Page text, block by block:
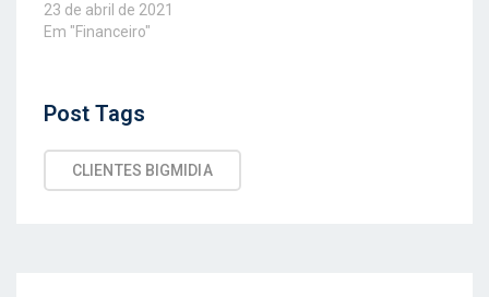
23 de abril de 2021
Em "Financeiro"
Post Tags
CLIENTES BIGMIDIA